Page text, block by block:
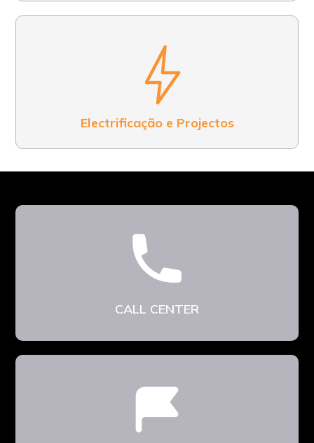
Electrificação e Projectos
CALL CENTER